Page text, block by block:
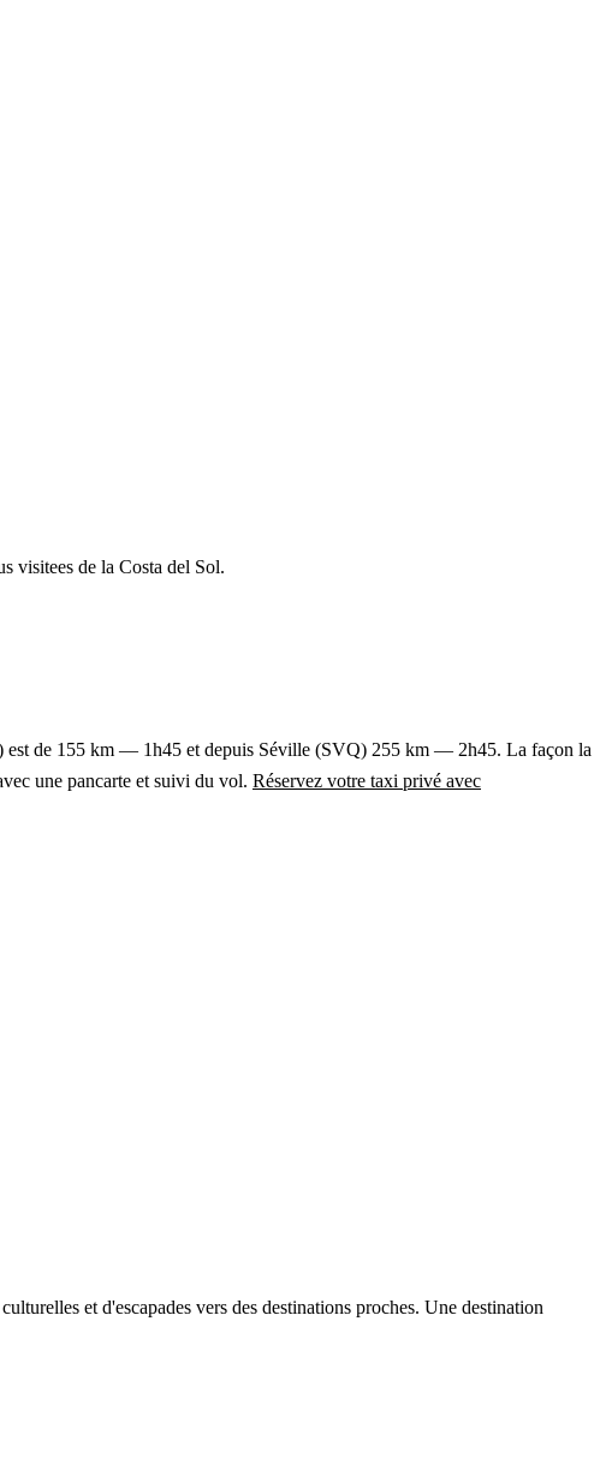
visitees de la Costa del Sol.
est de 155 km — 1h45 et depuis Séville (SVQ) 255 km — 2h45. La façon la
une pancarte et suivi du vol. Réservez votre taxi privé avec
et d'escapades vers des destinations proches. Une destination